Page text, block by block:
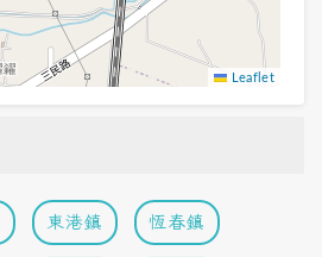
Leaflet
東港鎮 恆春鎮